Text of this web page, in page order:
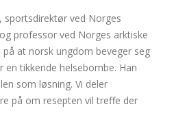
sportsdirektør ved Norges
professor ved Norges arktiske
på at norsk ungdom beveger seg
tikkende helsebombe. Han
som løsning. Vi deler
på om resepten vil treffe der